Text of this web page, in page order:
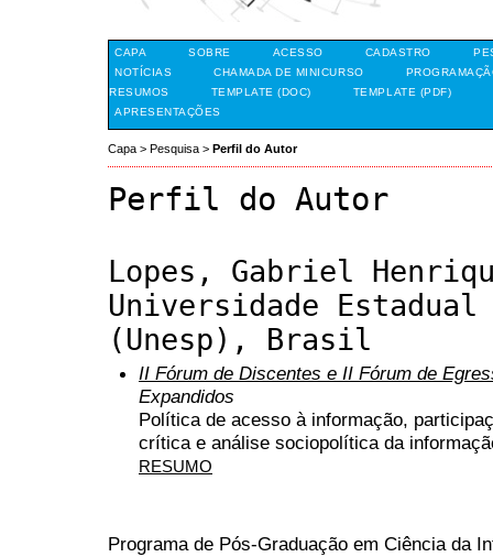
CAPA SOBRE ACESSO CADASTRO
NOTÍCIAS
CHAMADA DE MINICURSO
RESUMOS
TEMPLATE (DOC)
TEMPLATE (PDF)
APRESENTAÇÕES
Capa > Pesquisa > Perfil do Autor
Perfil do Autor
Lopes, Gabriel
Universidade
(Unesp), Brasil
II Fórum de Discentes e II Fórum de
Expandidos
Política de acesso à informação,
crítica e análise sociopolítica da
RESUMO
Programa de Pós-Graduação em Ciência da